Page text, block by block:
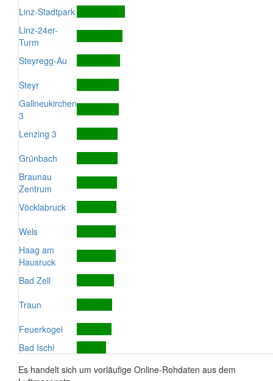
Linz-Stadtpark
Linz-24er-
Turm
Steyregg-Au
Steyr
Gallneukirchen
3
Lenzing 3
Grünbach
Braunau
Zentrum
Vöcklabruck
Wels
Haag am
Hausruck
Bad Zell
Traun
Feuerkogel
Bad Ischl
Es handelt sich um vorläufige Online-Rohdaten aus dem